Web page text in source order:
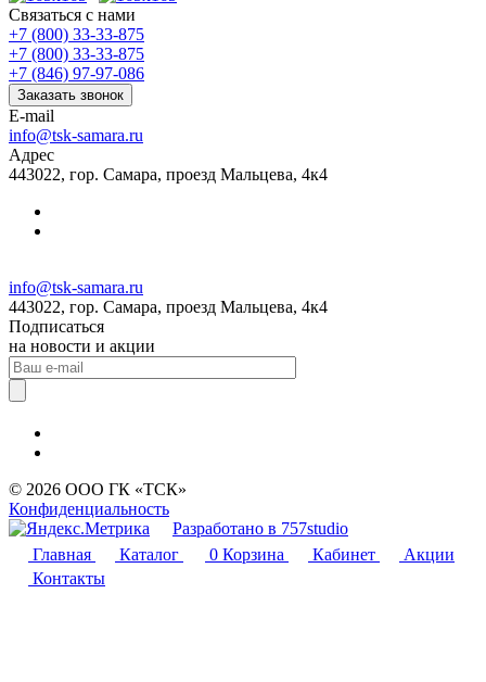
Связаться с нами
+7 (800) 33-33-875
+7 (800) 33-33-875
+7 (846) 97-97-086
Заказать звонок
E-mail
info@tsk-samara.ru
Адрес
443022, гор. Самара, проезд Мальцева, 4к4
info@tsk-samara.ru
443022, гор. Самара, проезд Мальцева, 4к4
Подписаться
на новости и акции
© 2026 ООО ГК «ТСК»
Конфиденциальность
Разработано в 757studio
Главная
Каталог 0 Корзина Кабинет
Акции
Контакты